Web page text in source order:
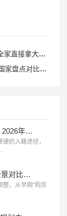
拿大国身份！
点对比来了！
土耳其的移民政策详解 2026年投资入籍终极指南
的入籍途径，
2026年欧洲移民政策全景对比：主流国家路径、成本与适配人群分析
，从早期“购房